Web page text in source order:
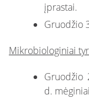
įprastai.
Gruodžio
Mikrobiologiniai
Gruodžio
d.